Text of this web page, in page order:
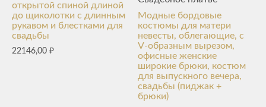
открытой спиной длиной
до щиколотки с длинным
рукавом и блестками для
свадьбы
22146,00 ₽
Модные бордовые
костюмы для матери
невесты, облегающие, с
V-образным вырезом,
офисные женские
широкие брюки, костюм
для выпускного вечера,
свадьбы (пиджак +
брюки)